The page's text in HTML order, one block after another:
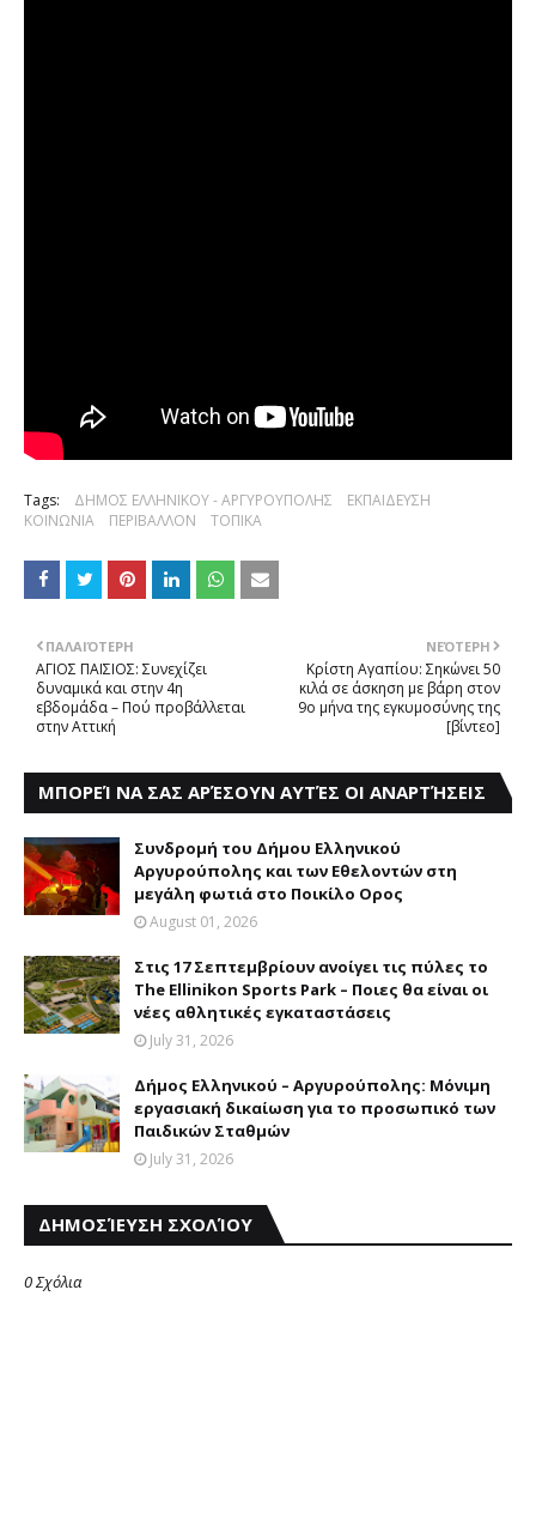
Tags: ΔΗΜΟΣ ΕΛΛΗΝΙΚΟΥ - ΑΡΓΥΡΟΥΠΟΛΗΣ
ΕΚΠΑΙΔΕΥΣΗ
ΚΟΙΝΩΝΙΑ
ΠΕΡΙΒΑΛΛΟΝ ΤΟΠΙΚΑ
ΝΕΌΤΕΡΗ
Κρίστη Αγαπίου: Σηκώνει 50
κιλά σε άσκηση με βάρη στον
9ο μήνα της εγκυμοσύνης της
[βίντεο]
ΠΑΛΑΙΌΤΕΡΗ
ΑΓΙΟΣ ΠΑΙΣΙΟΣ: Συνεχίζει
δυναμικά και στην 4η
εβδομάδα – Πού προβάλλεται
στην Αττική
ΜΠΟΡΕΊ ΝΑ ΣΑΣ ΑΡΈΣΟΥΝ ΑΥΤΈΣ ΟΙ ΑΝΑΡΤΉΣΕΙΣ
Συνδρομή του Δήμου Eλληνικού
Aργυρούπολης και των Eθελοντών στη
μεγάλη φωτιά στο Ποικίλο Oρος
August 01, 2026
Στις 17 Σεπτεμβρίουν ανοίγει τις πύλες το
The Ellinikon Sports Park – Ποιες θα είναι οι
νέες αθλητικές εγκαταστάσεις
July 31, 2026
Δήμος Eλληνικού – Aργυρούπολης: Mόνιμη
εργασιακή δικαίωση για το προσωπικό των
Παιδικών Σταθμών
July 31, 2026
ΔΗΜΟΣΊΕΥΣΗ ΣΧΟΛΊΟΥ
0 Σχόλια